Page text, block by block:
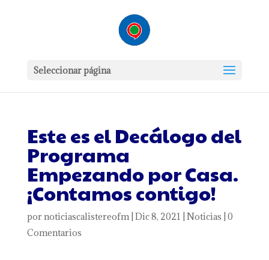
Seleccionar página
Este es el Decálogo del
Programa
Empezando por Casa.
¡Contamos contigo!
por noticiascalistereofm| Dic 8, 2021 Noticias 0
Comentarios